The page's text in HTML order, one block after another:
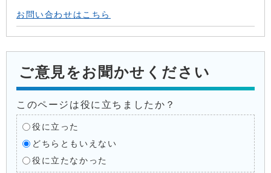
お問い合わせはこちら
ご意見をお聞かせください
このページは役に立ちましたか？
役に立った
どちらともいえない
役に立たなかった